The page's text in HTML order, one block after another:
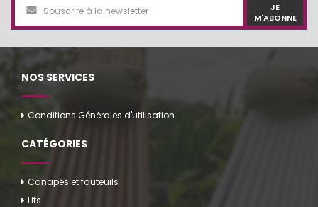
JE
M'ABONNE
NOS SERVICES
Conditions Générales d'utilisation
CATÉGORIES
Canapés et fauteuils
Lits